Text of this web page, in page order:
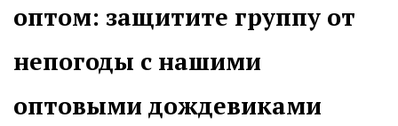
оптом: защитите группу от
непогоды с нашими
оптовыми дождевиками